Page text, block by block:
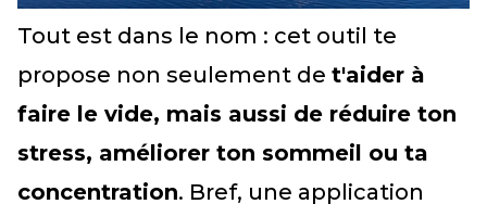
Tout est dans le nom : cet outil te
propose non seulement de t'aider à
faire le vide, mais aussi de réduire ton
stress, améliorer ton sommeil ou ta
concentration. Bref, une application